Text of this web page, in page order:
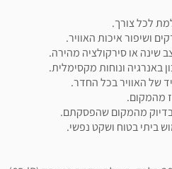
ושיפור איכות האוויר.
שינה או סירקולציה מהירה.
של האוויר בכל החדר.
מהמקום.
בדיוק מהמקום שהפסקתם.
ביתי בטוח ושקט נפשי.